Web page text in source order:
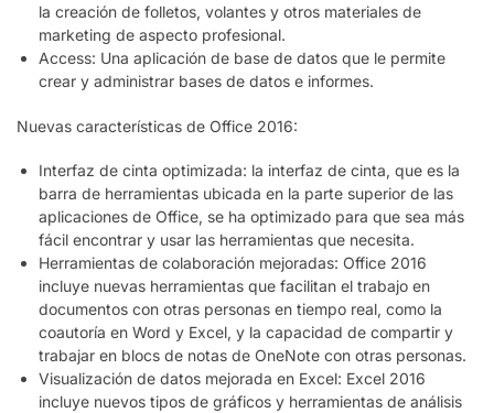
la creación de folletos, volantes y otros materiales de
marketing de aspecto profesional.
Access: Una aplicación de base de datos que le permite
crear y administrar bases de datos e informes.
Nuevas características de Office 2016:
Interfaz de cinta optimizada: la interfaz de cinta, que es la
barra de herramientas ubicada en la parte superior de las
aplicaciones de Office, se ha optimizado para que sea más
fácil encontrar y usar las herramientas que necesita.
Herramientas de colaboración mejoradas: Office 2016
incluye nuevas herramientas que facilitan el trabajo en
documentos con otras personas en tiempo real, como la
coautoría en Word y Excel, y la capacidad de compartir y
trabajar en blocs de notas de OneNote con otras personas.
Visualización de datos mejorada en Excel: Excel 2016
incluye nuevos tipos de gráficos y herramientas de análisis